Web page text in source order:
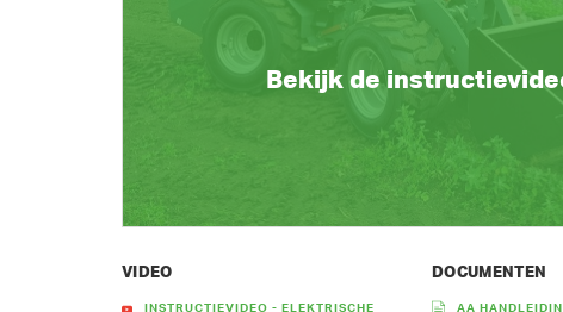
Bekijk de
VIDEO
INSTRUCTIEVIDEO - ELEKTRISCHE
DOCUMENTEN
AA